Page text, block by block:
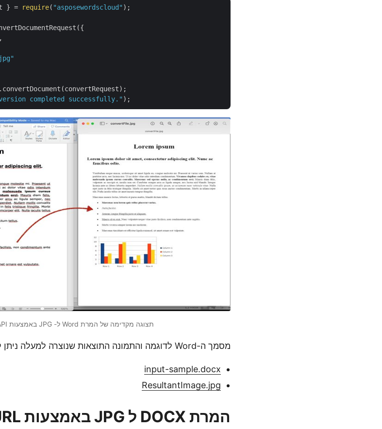
} = require( "asposewordscloud" );
,
completed successfully."
תצוגה מקדימה של המרת Word ל- JPG באמצעות API של Node.js.
מסמך ה-Word לדוגמה והתמונה התוצאות שנוצרה למעלה ניתן להוריד מ-"
input-sample.docx
ResultantImage.jpg
המרת DOCX ל JPG באמצעות cURL